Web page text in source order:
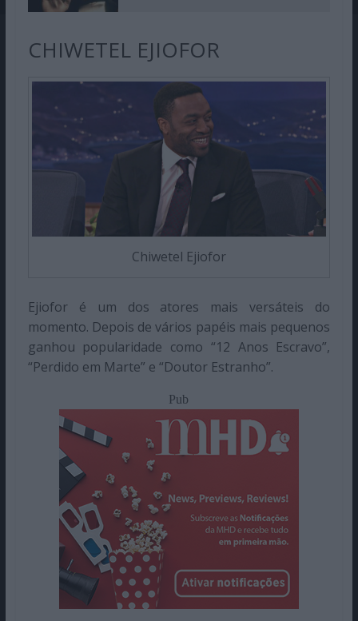
CHIWETEL EJIOFOR
Chiwetel Ejiofor
Ejiofor é um dos atores mais versáteis do
momento. Depois de vários papéis mais pequenos
ganhou popularidade como “12 Anos Escravo”,
“Perdido em Marte” e “Doutor Estranho”.
Pub